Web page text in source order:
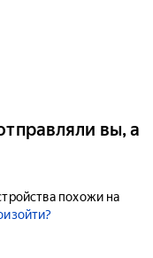
вы, а
похожи на